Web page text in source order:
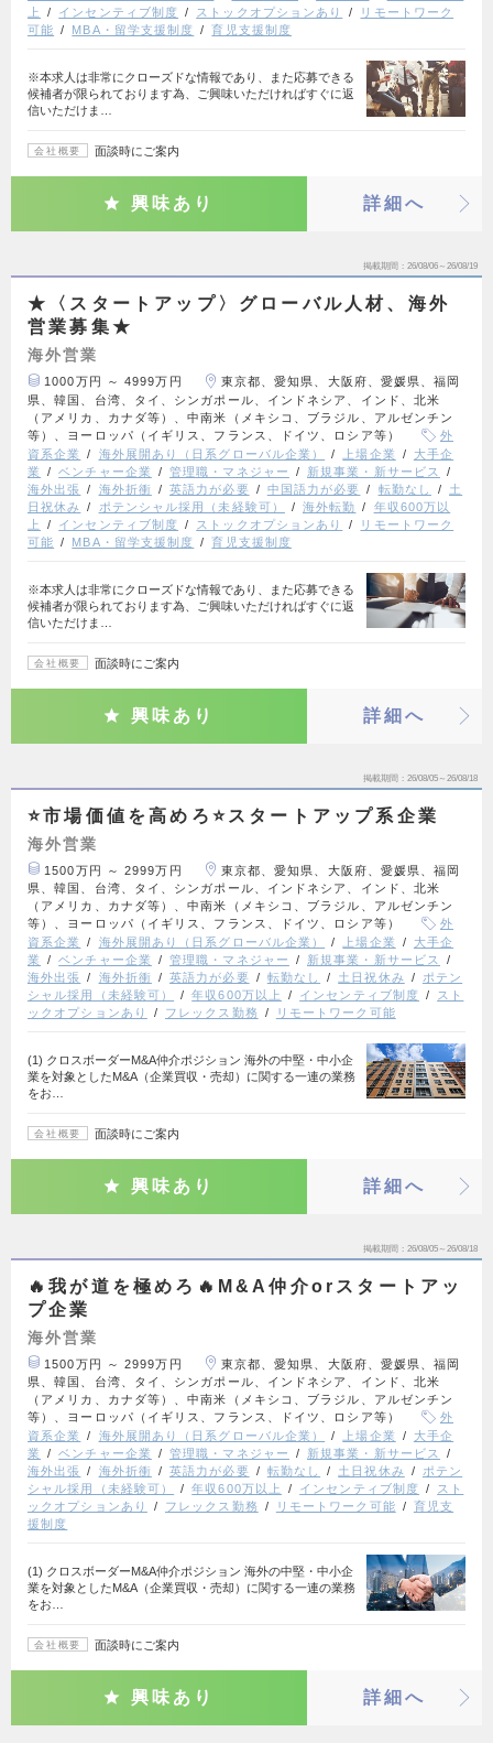
上
インセンティブ制度 ストックオプションあり
リモートワーク
可能
MBA・留学支援制度 育児支援制度
※本求人は非常にクローズドな情報であり、また応募できる
候補者が限られております為、ご興味いただければすぐに返
信いただけま…
会社概要 面談時にご案内
興味あり 詳細へ
掲載期間 26/08/06～26/08/19
★〈スタートアップ〉グローバル人材、海外
営業募集★
海外営業
1000万円 ～ 4999万円
東京都、愛知県、大阪府、愛媛県、福岡
県、韓国、台湾、タイ、シンガポール、インドネシア、インド、北米
（アメリカ、カナダ等）、中南米（メキシコ、ブラジル、アルゼンチン
等）、ヨーロッパ（イギリス、フランス、ドイツ、ロシア等）
外
資系企業
海外展開あり（日系グローバル企業） 上場企業
大手企
業
ベンチャー企業 管理職・マネジャー
新規事業・新サービス
海外出張
海外折衝 英語力が必要 中国語力が必要 転勤なし
土
日祝休み
ポテンシャル採用（未経験可） 海外転勤
年収600万以
上
インセンティブ制度 ストックオプションあり
リモートワーク
可能
MBA・留学支援制度 育児支援制度
※本求人は非常にクローズドな情報であり、また応募できる
候補者が限られております為、ご興味いただければすぐに返
信いただけま…
会社概要 面談時にご案内
興味あり 詳細へ
掲載期間 26/08/05～26/08/18
⭐市場価値を高めろ⭐スタートアップ系企業
海外営業
1500万円 ～ 2999万円
東京都、愛知県、大阪府、愛媛県、福岡
県、韓国、台湾、タイ、シンガポール、インドネシア、インド、北米
（アメリカ、カナダ等）、中南米（メキシコ、ブラジル、アルゼンチン
等）、ヨーロッパ（イギリス、フランス、ドイツ、ロシア等）
外
資系企業
海外展開あり（日系グローバル企業） 上場企業
大手企
業
ベンチャー企業 管理職・マネジャー
新規事業・新サービス
海外出張
海外折衝 英語力が必要 転勤なし 土日祝休み
ポテン
シャル採用（未経験可）
年収600万以上 インセンティブ制度
スト
ックオプションあり
フレックス勤務 リモートワーク可能
(1) クロスボーダーM&A仲介ポジション 海外の中堅・中小企
業を対象としたM&A（企業買収・売却）に関する一連の業務
をお…
会社概要 面談時にご案内
興味あり 詳細へ
掲載期間 26/08/05～26/08/18
🔥我が道を極めろ🔥M&A仲介orスタートアッ
プ企業
海外営業
1500万円 ～ 2999万円
東京都、愛知県、大阪府、愛媛県、福岡
県、韓国、台湾、タイ、シンガポール、インドネシア、インド、北米
（アメリカ、カナダ等）、中南米（メキシコ、ブラジル、アルゼンチン
等）、ヨーロッパ（イギリス、フランス、ドイツ、ロシア等）
外
資系企業
海外展開あり（日系グローバル企業） 上場企業
大手企
業
ベンチャー企業 管理職・マネジャー
新規事業・新サービス
海外出張
海外折衝 英語力が必要 転勤なし 土日祝休み
ポテン
シャル採用（未経験可）
年収600万以上 インセンティブ制度
スト
ックオプションあり
フレックス勤務 リモートワーク可能
育児支
援制度
(1) クロスボーダーM&A仲介ポジション 海外の中堅・中小企
業を対象としたM&A（企業買収・売却）に関する一連の業務
をお…
会社概要 面談時にご案内
興味あり 詳細へ